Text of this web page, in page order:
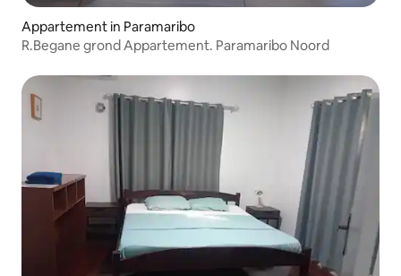
Appartement in Paramaribo
R.Begane grond Appartement. Paramaribo Noord